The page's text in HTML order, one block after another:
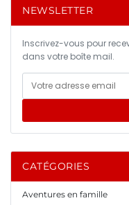
NEWSLETTER
Inscrivez-vous pour
dans votre boîte mail.
CATÉGORIES
Aventures en famille